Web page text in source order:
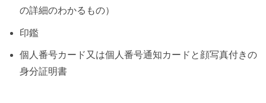
の詳細のわかるもの）
印鑑
個人番号カード又は個人番号通知カードと顔写真付きの
身分証明書